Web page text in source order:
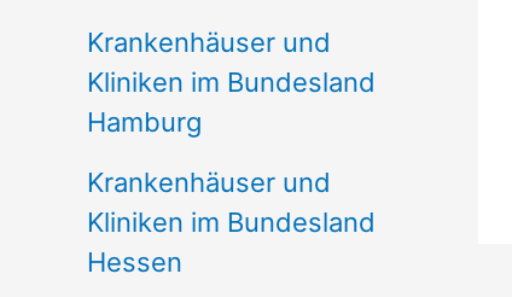
Krankenhäuser und
Kliniken im Bundesland
Hamburg
Krankenhäuser und
Kliniken im Bundesland
Hessen